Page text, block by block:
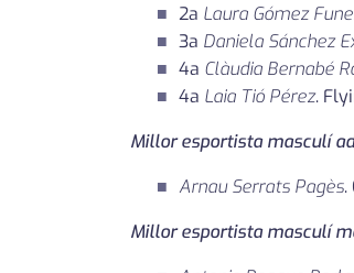
2a Laura Gómez
3a Daniela Sánchez
4a Clàudia Bernabé
4a Laia Tió Pérez.
Millor esportista masculí
Arnau Serrats Pagès.
Millor esportista masculí